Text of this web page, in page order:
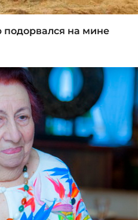
подорвался на мине